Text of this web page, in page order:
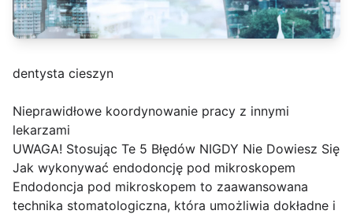
dentysta cieszyn
Nieprawidłowe koordynowanie pracy z innymi
lekarzami
UWAGA! Stosując Te 5 Błędów NIGDY Nie Dowiesz Się
Jak wykonywać endodoncję pod mikroskopem
Endodoncja pod mikroskopem to zaawansowana
technika stomatologiczna, która umożliwia dokładne i